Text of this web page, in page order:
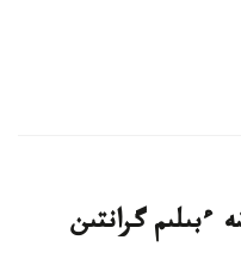
ءبىلىم گرانتىن